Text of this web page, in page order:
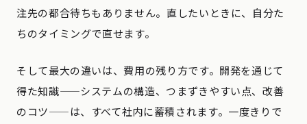
注先の都合待ちもありません。直したいときに、自分た
ちのタイミングで直せます。
そして最大の違いは、費用の残り方です。開発を通じて
得た知識——システムの構造、つまずきやすい点、改善
のコツ——は、すべて社内に蓄積されます。一度きりで